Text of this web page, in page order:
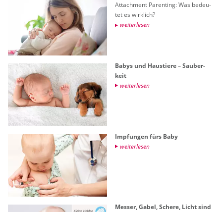
At­tach­ment Par­en­ting: Was be­deu­
tet es wirk­lich?
wei­ter­le­sen
Babys und Haus­tie­re – Sau­ber­
keit
wei­ter­le­sen
Imp­fun­gen fürs Baby
wei­ter­le­sen
Mes­ser, Gabel, Sche­re, Licht sind